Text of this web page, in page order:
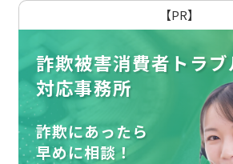
【PR】
詐欺被害消費者トラブ
対応事務所
詐欺にあったら
早めに相談！